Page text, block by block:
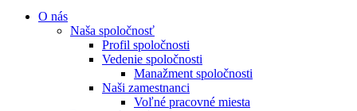
O nás
Naša spoločnosť
Profil spoločnosti
Vedenie spoločnosti
Manažment spoločnosti
Naši zamestnanci
Voľné pracovné miesta